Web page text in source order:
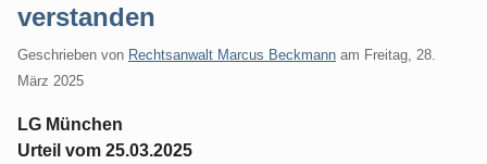
verstanden
Geschrieben von Rechtsanwalt Marcus Beckmann am Freitag, 28.
März 2025
LG München
Urteil vom 25.03.2025